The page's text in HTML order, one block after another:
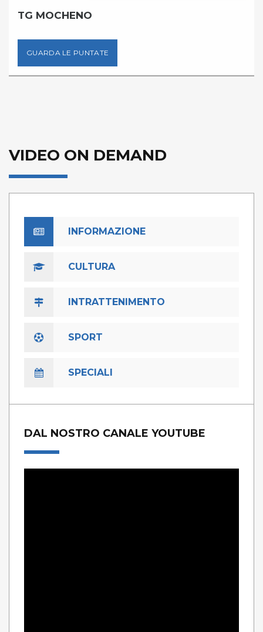
TG MOCHENO
GUARDA LE PUNTATE
VIDEO ON DEMAND
INFORMAZIONE
CULTURA
INTRATTENIMENTO
SPORT
SPECIALI
DAL NOSTRO CANALE YOUTUBE